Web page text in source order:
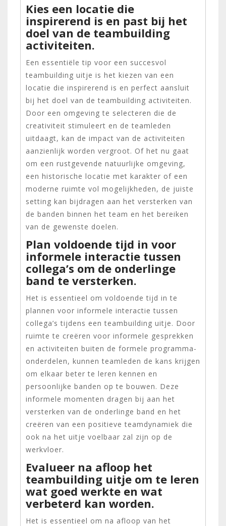
Kies een locatie die
inspirerend is en past bij het
doel van de teambuilding
activiteiten.
Een essentiële tip voor een succesvol
teambuilding uitje is het kiezen van een
locatie die inspirerend is en perfect aansluit
bij het doel van de teambuilding activiteiten.
Door een omgeving te selecteren die de
creativiteit stimuleert en de teamleden
uitdaagt, kan de impact van de activiteiten
aanzienlijk worden vergroot. Of het nu gaat
om een rustgevende natuurlijke omgeving,
een historische locatie met karakter of een
moderne ruimte vol mogelijkheden, de juiste
setting kan bijdragen aan het versterken van
de banden binnen het team en het bereiken
van de gewenste doelen.
Plan voldoende tijd in voor
informele interactie tussen
collega’s om de onderlinge
band te versterken.
Het is essentieel om voldoende tijd in te
plannen voor informele interactie tussen
collega’s tijdens een teambuilding uitje. Door
ruimte te creëren voor informele gesprekken
en activiteiten buiten de formele programma-
onderdelen, kunnen teamleden de kans krijgen
om elkaar beter te leren kennen en
persoonlijke banden op te bouwen. Deze
informele momenten dragen bij aan het
versterken van de onderlinge band en het
creëren van een positieve teamdynamiek die
ook na het uitje voelbaar zal zijn op de
werkvloer.
Evalueer na afloop het
teambuilding uitje om te leren
wat goed werkte en wat
verbeterd kan worden.
Het is essentieel om na afloop van het